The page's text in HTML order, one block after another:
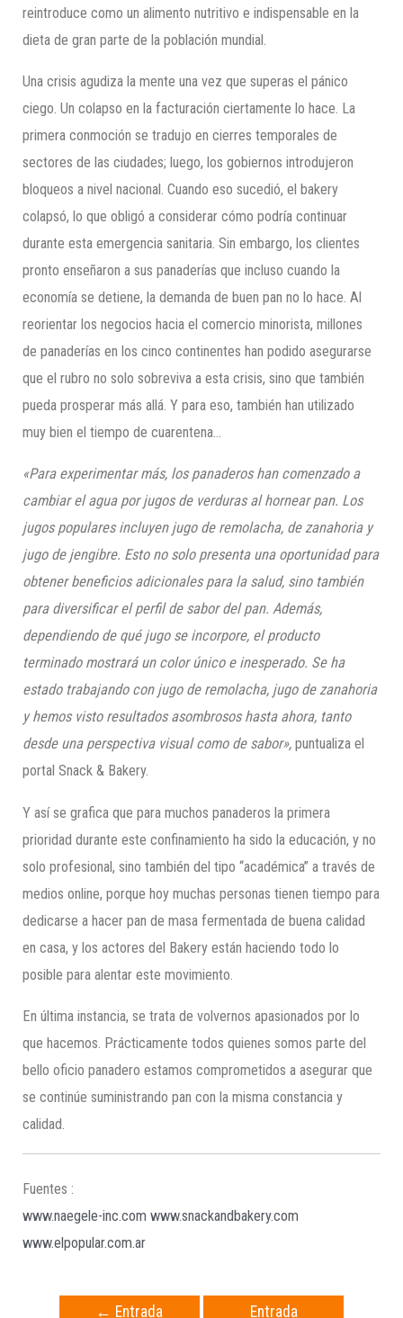
reintroduce como un alimento nutritivo e indispensable en la
dieta de gran parte de la población mundial.
Una crisis agudiza la mente una vez que superas el pánico
ciego. Un colapso en la facturación ciertamente lo hace. La
primera conmoción se tradujo en cierres temporales de
sectores de las ciudades; luego, los gobiernos introdujeron
bloqueos a nivel nacional. Cuando eso sucedió, el bakery
colapsó, lo que obligó a considerar cómo podría continuar
durante esta emergencia sanitaria. Sin embargo, los clientes
pronto enseñaron a sus panaderías que incluso cuando la
economía se detiene, la demanda de buen pan no lo hace. Al
reorientar los negocios hacia el comercio minorista, millones
de panaderías en los cinco continentes han podido asegurarse
que el rubro no solo sobreviva a esta crisis, sino que también
pueda prosperar más allá. Y para eso, también han utilizado
muy bien el tiempo de cuarentena…
«Para experimentar más, los panaderos han comenzado a
cambiar el agua por jugos de verduras al hornear pan. Los
jugos popularesincluyen jugo de remolacha, de zanahoria y
jugo de jengibre. Esto no solo presenta una oportunidad para
obtener beneficios adicionales para la salud, sino también
para diversificar el perfil de sabor del pan. Además,
dependiendo de qué jugo se incorpore, el producto
terminado mostrará un color único e inesperado. Se ha
estado trabajando con jugo de remolacha, jugo de zanahoria
y hemos visto resultados asombrosos hasta ahora, tanto
desde una perspectiva visual como de sabor», puntualiza el
portal Snack & Bakery.
Y así se grafica que para muchos panaderos la primera
prioridad durante este confinamiento ha sido la educación, y no
solo profesional, sino también del tipo “académica” a través de
medios online, porque hoy muchas personas tienen tiempo para
dedicarse a hacer pan de masa fermentada de buena calidad
en casa, y los actores del Bakery están haciendo todo lo
posible para alentar este movimiento.
En última instancia, se trata de volvernos apasionados por lo
que hacemos. Prácticamente todos quienes somos parte del
bello oficio panadero estamos comprometidos a asegurar que
se continúe suministrando pan con la misma constancia y
calidad.
Fuentes :
www.naegele-inc.com www.snackandbakery.com
www.elpopular.com.ar
← Entrada Entrada